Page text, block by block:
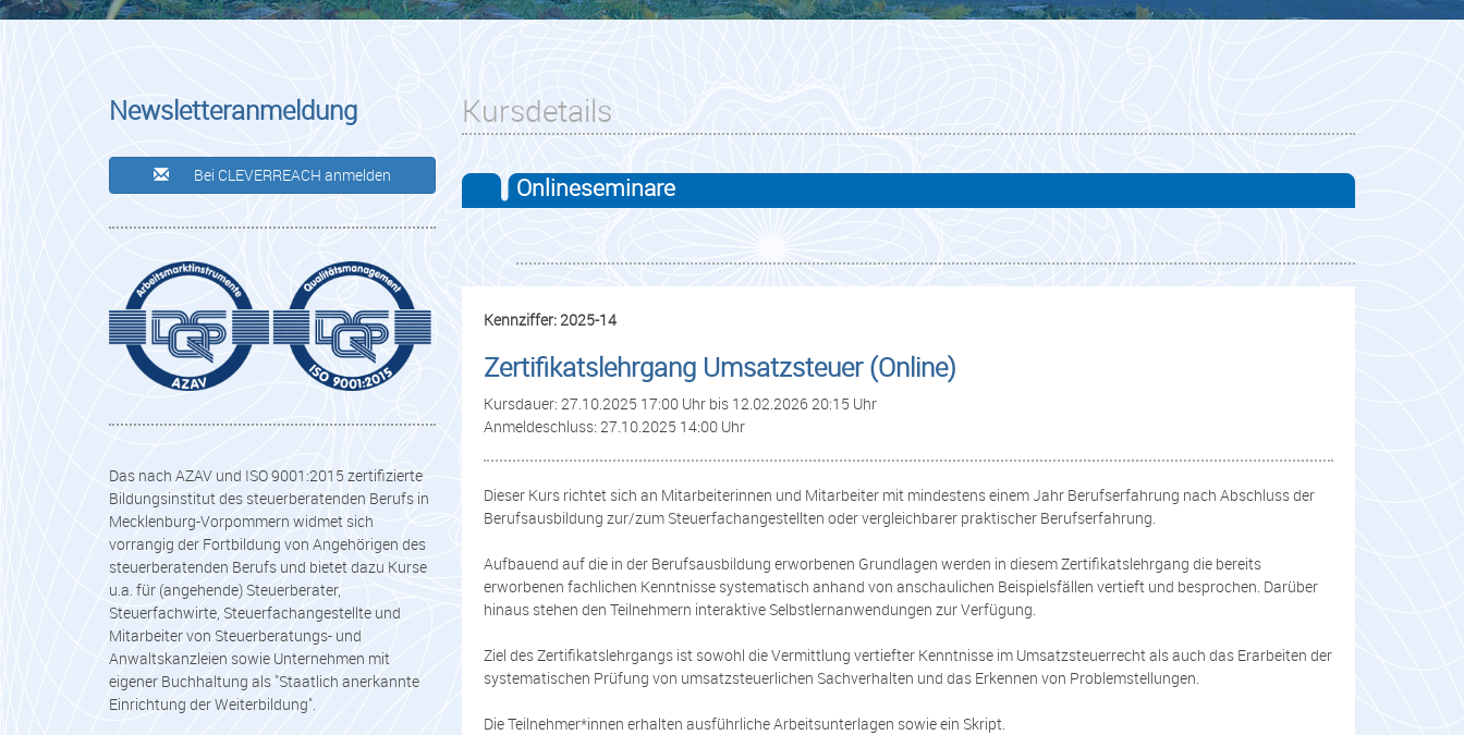
Kursdetails
Onlineseminare
Kennziffer: 2025-14
Zertifikatslehrgang Umsatzsteuer (Online)
Kursdauer: 27.10.2025 17:00 Uhr bis 12.02.2026 20:15 Uhr
Anmeldeschluss: 27.10.2025 14:00 Uhr
Dieser Kurs richtet sich an Mitarbeiterinnen und Mitarbeiter mit mindestens einem Jahr Berufserfahrung nach Abschluss der
Berufsausbildung zur/zum Steuerfachangestellten oder vergleichbarer praktischer Berufserfahrung.
Aufbauend auf die in der Berufsausbildung erworbenen Grundlagen werden in diesem Zertifikatslehrgang die bereits
erworbenen fachlichen Kenntnisse systematisch anhand von anschaulichen Beispielsfällen vertieft und besprochen. Darüber
hinaus stehen den Teilnehmern interaktive Selbstlernanwendungen zur Verfügung.
Ziel des Zertifikatslehrgangs ist sowohl die Vermittlung vertiefter Kenntnisse im Umsatzsteuerrecht als auch das Erarbeiten der
systematischen Prüfung von umsatzsteuerlichen Sachverhalten und das Erkennen von Problemstellungen.
Die Teilnehmer*innen erhalten ausführliche Arbeitsunterlagen sowie ein Skript.
Newsletteranmeldung
Bei CLEVERREACH anmelden
Das nach AZAV und ISO 9001:2015 zertifizierte
Bildungsinstitut des steuerberatenden Berufs in
Mecklenburg-Vorpommern widmet sich
vorrangig der Fortbildung von Angehörigen des
steuerberatenden Berufs und bietet dazu Kurse
u.a. für (angehende) Steuerberater,
Steuerfachwirte, Steuerfachangestellte und
Mitarbeiter von Steuerberatungs- und
Anwaltskanzleien sowie Unternehmen mit
eigener Buchhaltung als "Staatlich anerkannte
Einrichtung der Weiterbildung".